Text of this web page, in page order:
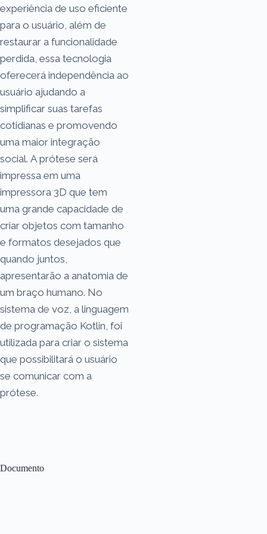
Documento
experiência de uso eficiente
para o usuário, além de
restaurar a funcionalidade
perdida, essa tecnologia
oferecerá independência ao
usuário ajudando a
simplificar suas tarefas
cotidianas e promovendo
uma maior integração
social. A prótese será
impressa em uma
impressora 3D que tem
uma grande capacidade de
criar objetos com tamanho
e formatos desejados que
quando juntos,
apresentarão a anatomia de
um braço humano. No
sistema de voz, a linguagem
de programação Kotlin, foi
utilizada para criar o sistema
que possibilitará o usuário
se comunicar com a
prótese.